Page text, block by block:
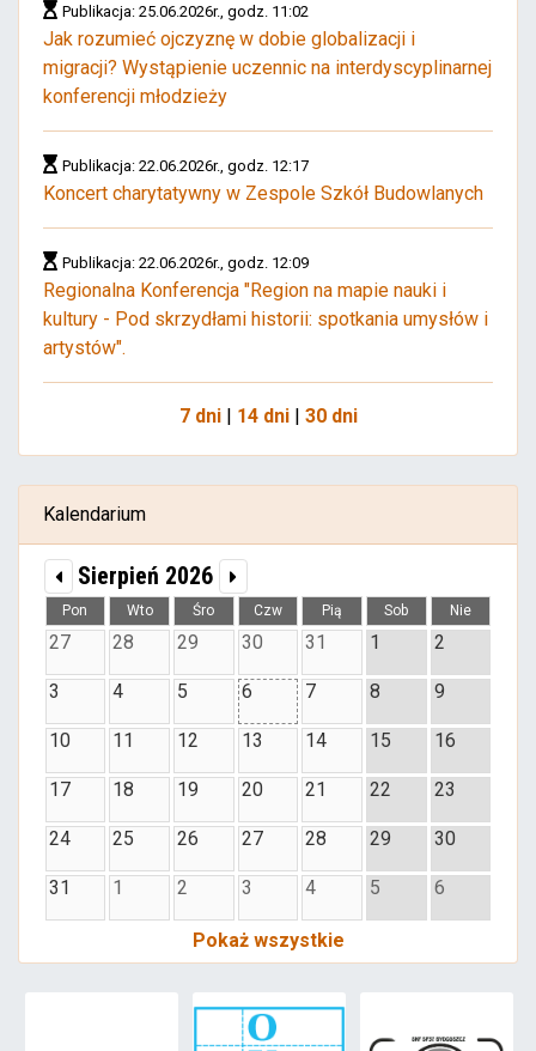
Publikacja: 25.06.2026r., godz. 11:02
Jak rozumieć ojczyznę w dobie globalizacji i
migracji? Wystąpienie uczennic na interdyscyplinarnej
konferencji młodzieży
Publikacja: 22.06.2026r., godz. 12:17
Koncert charytatywny w Zespole Szkół Budowlanych
Publikacja: 22.06.2026r., godz. 12:09
Regionalna Konferencja "Region na mapie nauki i
kultury - Pod skrzydłami historii: spotkania umysłów i
artystów".
7 dni| 14 dni| 30 dni
Kalendarium
Sierpień 2026
Pon Wto Śro Czw Pią Sob Nie
27 28 29 30 31 1 2
3 4 5 6 7 8 9
10 11 12 13 14 15 16
17 18 19 20 21 22 23
24 25 26 27 28 29 30
31 1 2 3 4 5 6
Pokaż wszystkie